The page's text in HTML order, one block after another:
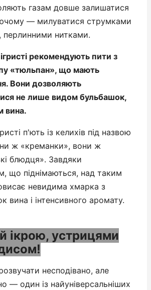
газам довше залишатися
— милуватися струмками
перлинними нитками.
рекомендують пити з
«тюльпан», що мають
Вони дозволяють
не лише видом бульбашок,
вина.
п'ють із келихів під назвою
ж «креманки», вони ж
блюдця». Завдяки
що піднімаються, над таким
невидима хмарка з
вина і інтенсивного аромату.
ікрою, устрицями
несподівано, але
— один із найуніверсальніших